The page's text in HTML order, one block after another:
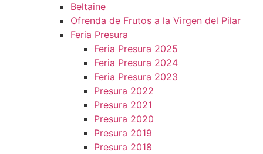
Beltaine
Ofrenda de Frutos a la Virgen del Pilar
Feria Presura
Feria Presura 2025
Feria Presura 2024
Feria Presura 2023
Presura 2022
Presura 2021
Presura 2020
Presura 2019
Presura 2018